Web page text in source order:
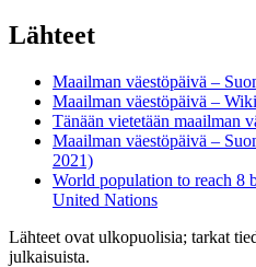
Lähteet
Maailman väestöpäivä –
Maailman väestöpäivä –
Tänään vietetään maailman
Maailman väestöpäivä –
2021)
World population to reach 8
United Nations
Lähteet ovat ulkopuolisia; tarkat
julkaisuista.